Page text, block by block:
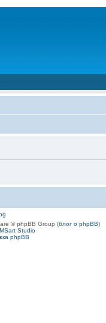
© phpBB Group (блог о phpBB)
Studio
phpBB